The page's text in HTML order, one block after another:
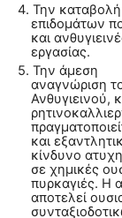
4. Την καταβολή
επιδομάτων
και
εργασίας.
5. Την άμεση
αναγνώριση
Ανθυγιεινού,
και
κίνδυνο
σε χημικές
πυρκαγιές. Η
αποτελεί